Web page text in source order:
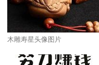
木雕寿星头像图片